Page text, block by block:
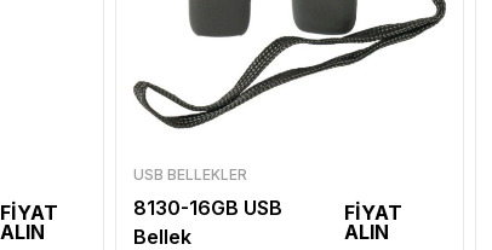
FİYAT
ALIN
USB BELLEKLER
8130-16GB USB
Bellek
FİYAT
ALIN